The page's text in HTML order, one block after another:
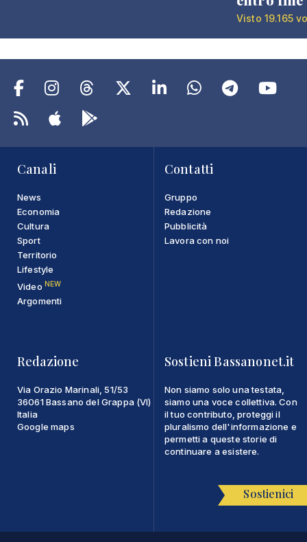
Visto 19.165
Canali
News
Economia
Cultura
Sport
Territorio
Lifestyle
Video NEW
Argomenti
Contatti
Gruppo
Redazione
Pubblicità
Lavora con noi
Redazione
Via Orazio Marinali, 51/53
36061 Bassano del Grappa (VI)
Italia
Google maps
Sostieni Bassanonet.it
Non siamo solo una testata,
siamo una voce collettiva. Con
il tuo contributo, proteggi il
pluralismo dell'informazione e
permetti a queste storie di
continuare a esistere.
Sostienici